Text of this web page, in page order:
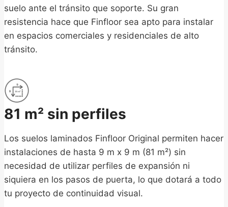
suelo ante el tránsito que soporte. Su gran
resistencia hace que Finfloor sea apto para instalar
en espacios comerciales y residenciales de alto
tránsito.
81 m² sin perfiles
Los suelos laminados Finfloor Original permiten hacer
instalaciones de hasta 9 m x 9 m (81 m²) sin
necesidad de utilizar perfiles de expansión ni
siquiera en los pasos de puerta, lo que dotará a todo
tu proyecto de continuidad visual.